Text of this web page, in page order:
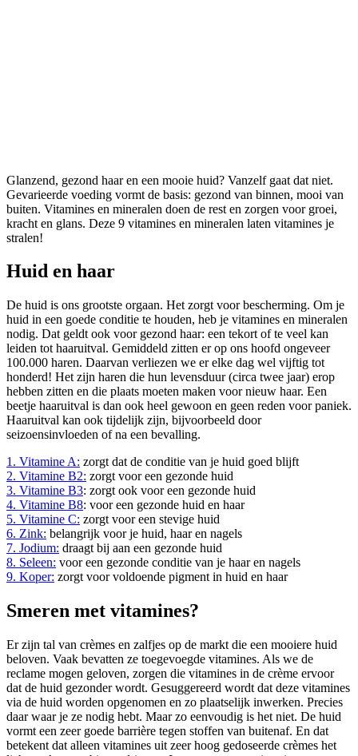
Glanzend, gezond haar en een mooie huid? Vanzelf gaat dat niet.
Gevarieerde voeding vormt de basis: gezond van binnen, mooi van
buiten. Vitamines en mineralen doen de rest en zorgen voor groei,
kracht en glans. Deze 9 vitamines en mineralen laten vitamines je
stralen!
Huid en haar
De huid is ons grootste orgaan. Het zorgt voor bescherming. Om je
huid in een goede conditie te houden, heb je vitamines en mineralen
nodig. Dat geldt ook voor gezond haar: een tekort of te veel kan
leiden tot haaruitval. Gemiddeld zitten er op ons hoofd ongeveer
100.000 haren. Daarvan verliezen we er elke dag wel vijftig tot
honderd! Het zijn haren die hun levensduur (circa twee jaar) erop
hebben zitten en die plaats moeten maken voor nieuw haar. Een
beetje haaruitval is dan ook heel gewoon en geen reden voor paniek.
Haaruitval kan ook tijdelijk zijn, bijvoorbeeld door
seizoensinvloeden of na een bevalling.
1. Vitamine A: zorgt dat de conditie van je huid goed blijft
2. Vitamine B2: zorgt voor een gezonde huid
3. Vitamine B3: zorgt ook voor een gezonde huid
4. Vitamine B8: voor een gezonde huid en haar
5. Vitamine C: zorgt voor een stevige huid
6. Zink: belangrijk voor je huid, haar en nagels
7. Jodium: draagt bij aan een gezonde huid
8. Seleen: voor een gezonde conditie van je haar en nagels
9. Koper: zorgt voor voldoende pigment in huid en haar
Smeren met vitamines?
Er zijn tal van crèmes en zalfjes op de markt die een mooiere huid
beloven. Vaak bevatten ze toegevoegde vitamines. Als we de
reclame mogen geloven, zorgen die vitamines in de crème ervoor
dat de huid gezonder wordt. Gesuggereerd wordt dat deze vitamines
via de huid worden opgenomen en zo plaatselijk inwerken. Precies
daar waar je ze nodig hebt. Maar zo eenvoudig is het niet. De huid
vormt een zeer goede barrière tegen stoffen van buitenaf. En dat
betekent dat alleen vitamines uit zeer hoog gedoseerde crèmes het